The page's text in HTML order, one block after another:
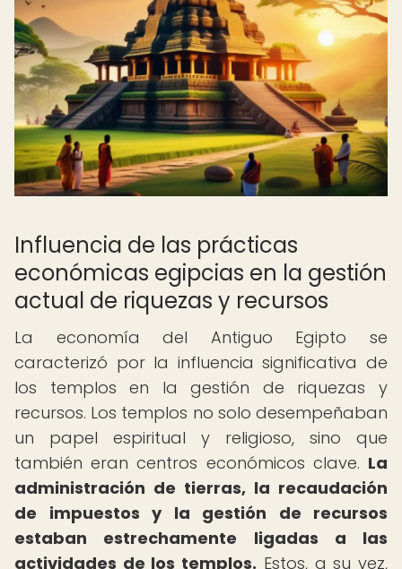
Influencia de las prácticas
económicas egipcias en la gestión
actual de riquezas y recursos
La economía del Antiguo Egipto se
caracterizó por la influencia significativa de
los templos en la gestión de riquezas y
recursos. Los templos no solo desempeñaban
un papel espiritual y religioso, sino que
también eran centros económicos clave. La
administración de tierras, la recaudación
de impuestos y la gestión de recursos
estaban estrechamente ligadas a las
actividades de los templos. Estos, a su vez,